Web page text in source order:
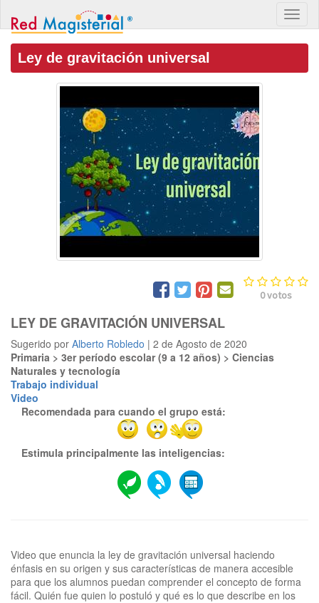
Ley de gravitación universal
0votos
LEY DE GRAVITACIÓN UNIVERSAL
Sugerido por Alberto Robledo | 2 de Agosto de 2020
Primaria > 3er período escolar (9 a 12 años) > Ciencias
Naturales y tecnología
Trabajo individual
Video
Recomendada para cuando el grupo está:
Estimula principalmente las inteligencias:
Video que enuncia la ley de gravitación universal haciendo
énfasis en su origen y sus características de manera accesible
para que los alumnos puedan comprender el concepto de forma
fácil. Quién fue quien lo postuló y qué es lo que describe en los